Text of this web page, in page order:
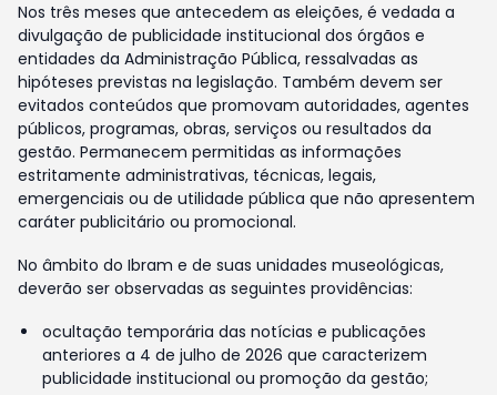
Nos três meses que antecedem as eleições, é vedada a
divulgação de publicidade institucional dos órgãos e
entidades da Administração Pública, ressalvadas as
hipóteses previstas na legislação. Também devem ser
evitados conteúdos que promovam autoridades, agentes
públicos, programas, obras, serviços ou resultados da
gestão. Permanecem permitidas as informações
estritamente administrativas, técnicas, legais,
emergenciais ou de utilidade pública que não apresentem
caráter publicitário ou promocional.
No âmbito do Ibram e de suas unidades museológicas,
deverão ser observadas as seguintes providências:
ocultação temporária das notícias e publicações
anteriores a 4 de julho de 2026 que caracterizem
publicidade institucional ou promoção da gestão;